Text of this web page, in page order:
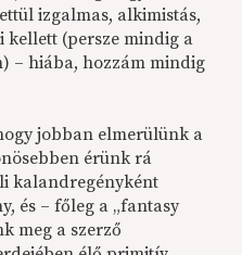
izgalmas, alkimistás,
(persze mindig a
– hiába, hozzám mindig
jobban elmerülünk a
érünk rá
kalandregényként
és – főleg a „fantasy
meg a szerző